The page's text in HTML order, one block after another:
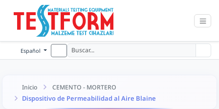
Español
Inicio CEMENTO - MORTERO
Dispositivo de Permeabilidad al Aire Blaine